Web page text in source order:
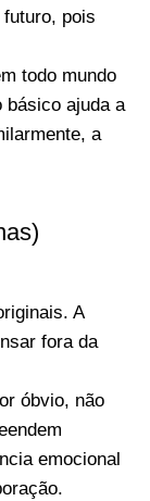
pois
todo mundo
básico ajuda a
a
A
fora da
óbvio, não
emocional